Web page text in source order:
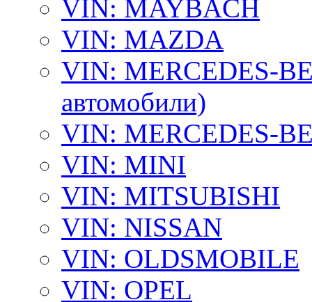
VIN: MAYBACH
VIN: MAZDA
VIN: MERCEDES-
автомобили)
VIN: MERCEDES-
VIN: MINI
VIN: MITSUBISHI
VIN: NISSAN
VIN: OLDSMOBILE
VIN: OPEL